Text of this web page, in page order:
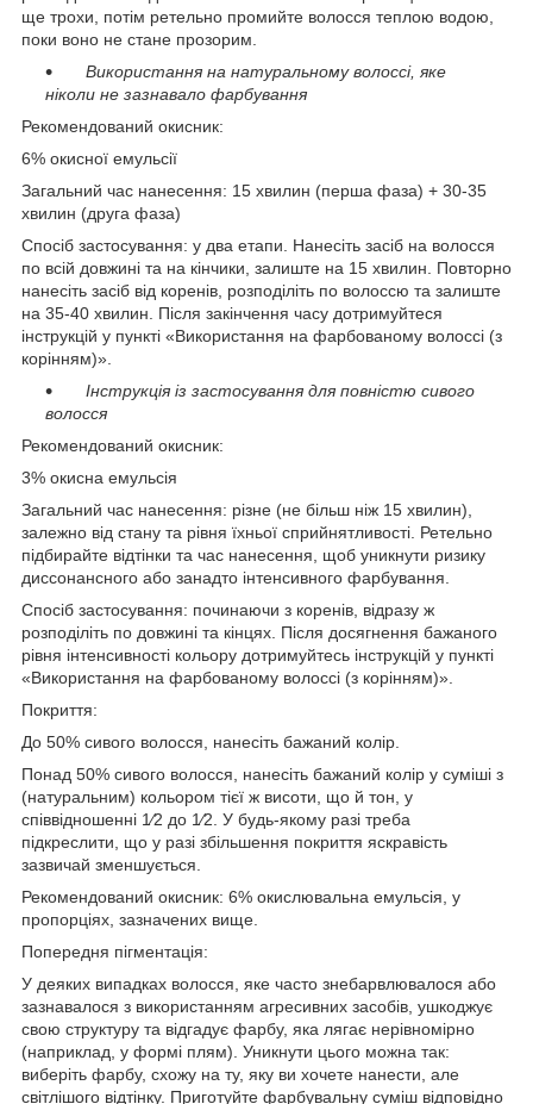
ще трохи, потім ретельно промийте волосся теплою водою,
поки воно не стане прозорим.
Використання на натуральному волоссі, яке
ніколи не зазнавало фарбування
Рекомендований окисник:
6% окисної емульсії
Загальний час нанесення: 15 хвилин (перша фаза) + 30-35
хвилин (друга фаза)
Спосіб застосування: у два етапи. Нанесіть засіб на волосся
по всій довжині та на кінчики, залиште на 15 хвилин. Повторно
нанесіть засіб від коренів, розподіліть по волоссю та залиште
на 35-40 хвилин. Після закінчення часу дотримуйтеся
інструкцій у пункті «Використання на фарбованому волоссі (з
корінням)».
Інструкція із застосування для повністю сивого
волосся
Рекомендований окисник:
3% окисна емульсія
Загальний час нанесення: різне (не більш ніж 15 хвилин),
залежно від стану та рівня їхньої сприйнятливості. Ретельно
підбирайте відтінки та час нанесення, щоб уникнути ризику
диссонансного або занадто інтенсивного фарбування.
Спосіб застосування: починаючи з коренів, відразу ж
розподіліть по довжині та кінцях. Після досягнення бажаного
рівня інтенсивності кольору дотримуйтесь інструкцій у пункті
«Використання на фарбованому волоссі (з корінням)».
Покриття:
До 50% сивого волосся, нанесіть бажаний колір.
Понад 50% сивого волосся, нанесіть бажаний колір у суміші з
(натуральним) кольором тієї ж висоти, що й тон, у
співвідношенні 1⁄2 до 1⁄2. У будь-якому разі треба
підкреслити, що у разі збільшення покриття яскравість
зазвичай зменшується.
Рекомендований окисник: 6% окислювальна емульсія, у
пропорціях, зазначених вище.
Попередня пігментація:
У деяких випадках волосся, яке часто знебарвлювалося або
зазнавалося з використанням агресивних засобів, ушкоджує
свою структуру та відгадує фарбу, яка лягає нерівномірно
(наприклад, у формі плям). Уникнути цього можна так:
виберіть фарбу, схожу на ту, яку ви хочете нанести, але
світлішого відтінку. Приготуйте фарбувальну суміш відповідно